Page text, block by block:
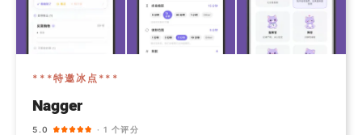
***特邀冰点***
Nagger
5.0 · 1 个评分